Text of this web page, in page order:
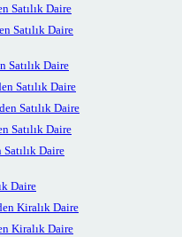
Satılık Daire
Satılık Daire
Satılık Daire
Satılık Daire
Satılık Daire
Satılık Daire
Daire
Daire
Kiralık Daire
Kiralık Daire